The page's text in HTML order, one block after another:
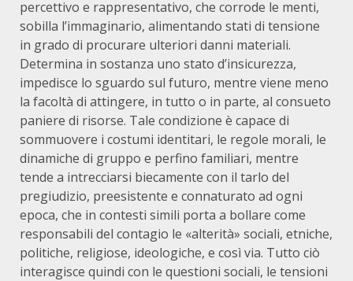
percettivo e rappresentativo, che corrode le menti,
sobilla l’immaginario, alimentando stati di tensione
in grado di procurare ulteriori danni materiali.
Determina in sostanza uno stato d’insicurezza,
impedisce lo sguardo sul futuro, mentre viene meno
la facoltà di attingere, in tutto o in parte, al consueto
paniere di risorse. Tale condizione è capace di
sommuovere i costumi identitari, le regole morali, le
dinamiche di gruppo e perfino familiari, mentre
tende a intrecciarsi biecamente con il tarlo del
pregiudizio, preesistente e connaturato ad ogni
epoca, che in contesti simili porta a bollare come
responsabili del contagio le «alterità» sociali, etniche,
politiche, religiose, ideologiche, e così via. Tutto ciò
interagisce quindi con le questioni sociali, le tensioni